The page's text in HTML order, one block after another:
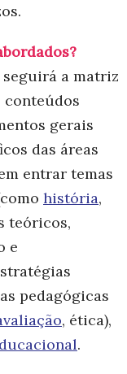
seguirá a matriz
conteúdos
gerais
das áreas
entrar temas
história,
teóricos,
e
pedagógicas
, ética),
.